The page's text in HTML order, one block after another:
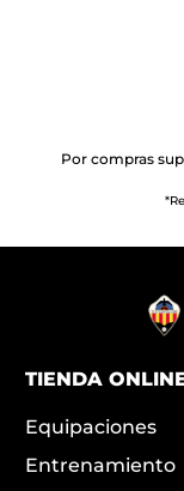
Por compras
TIENDA
Equipaciones
Entrenamiento